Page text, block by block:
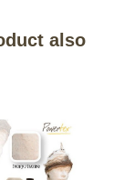
also